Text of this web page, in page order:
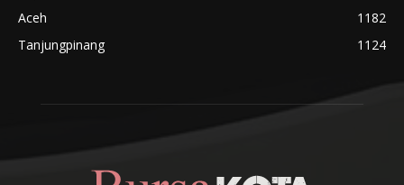
Aceh
1182
Tanjungpinang
1124